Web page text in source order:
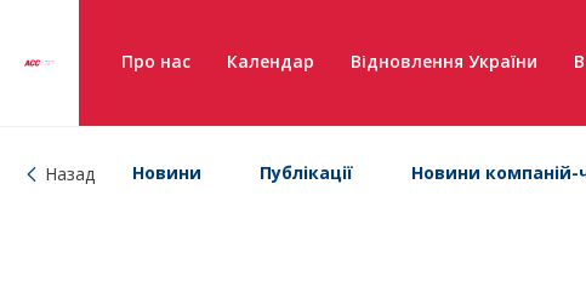
Про нас Календар Відновлення України
Назад Новини Публікації Новини компаній-